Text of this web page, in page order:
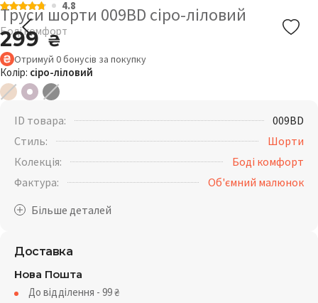
4.8
Труси шорти 009BD сіро-ліловий
Боді комфорт
299₴
Отримуй 0бонусів за покупку
Колір: сіро-ліловий
ID товара:
009BD
Стиль:
Шорти
Колекція:
Боді комфорт
Фактура:
Об'ємний малюнок
Доставка
Нова Пошта
До відділення - 99₴